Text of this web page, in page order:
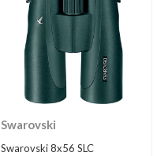
Swarovski
Swarovski 8x56 SLC